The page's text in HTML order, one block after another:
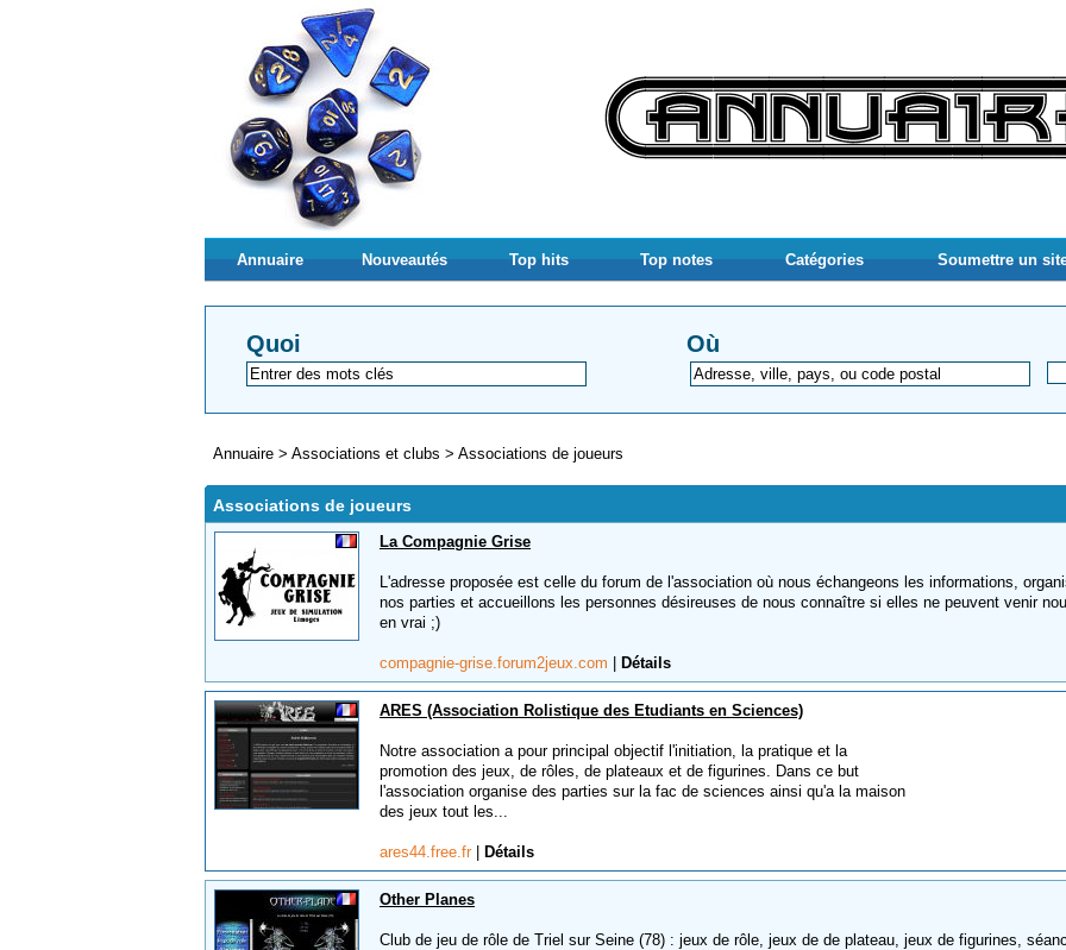
Annuaire Nouveautés Top hits Top notes Catégories Soumettre un
Quoi Où
Annuaire > Associations et clubs > Associations de joueurs
Associations de joueurs
La Compagnie Grise
L'adresse proposée est celle du forum de l'association où nous échangeons les informations,
nos parties et accueillons les personnes désireuses de nous connaître si elles ne peuvent venir
en vrai ;)
compagnie-grise.forum2jeux.com Détails
ARES (Association Rolistique des Etudiants en Sciences)
Notre association a pour principal objectif l'initiation, la pratique et la
promotion des jeux, de rôles, de plateaux et de figurines. Dans ce but
l'association organise des parties sur la fac de sciences ainsi qu'a la maison
des jeux tout les...
ares44.free.fr Détails
Other Planes
Club de jeu de rôle de Triel sur Seine (78) : jeux de rôle, jeux de de plateau, jeux de figurines,